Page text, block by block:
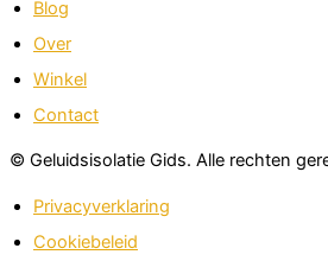
Blog
Over
Winkel
Contact
© Geluidsisolatie Gids. Alle rechten
Privacyverklaring
Cookiebeleid